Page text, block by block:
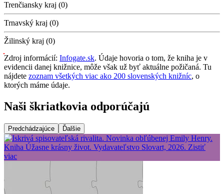
Trenčiansky kraj (0)
Trnavský kraj (0)
Žilinský kraj (0)
Zdroj informácií: Infogate.sk. Údaje hovoria o tom, že kniha je v
evidencii danej knižnice, môže však už byť aktuálne požičaná. Tu
nájdete zoznam všetkých viac ako 200 slovenských knižníc, o
ktorých máme údaje.
Naši škriatkovia odporúčajú
Predchádzajúce Ďalšie